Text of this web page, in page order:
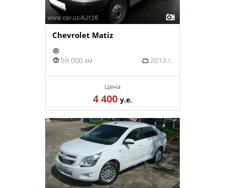
Chevrolet Matiz
59 000 км 2013 г.
Цена
4 400 у.е.